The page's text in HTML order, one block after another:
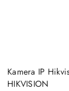
Kamera IP
HIKVISION